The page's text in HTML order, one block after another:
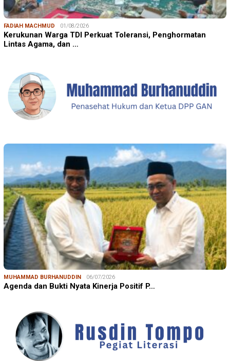
FADIAH MACHMUD 01/08/2026
Kerukunan Warga TDI Perkuat Toleransi, Penghormatan
Lintas Agama, dan …
MUHAMMAD BURHANUDDIN 06/07/2026
Agenda dan Bukti Nyata Kinerja Positif P…